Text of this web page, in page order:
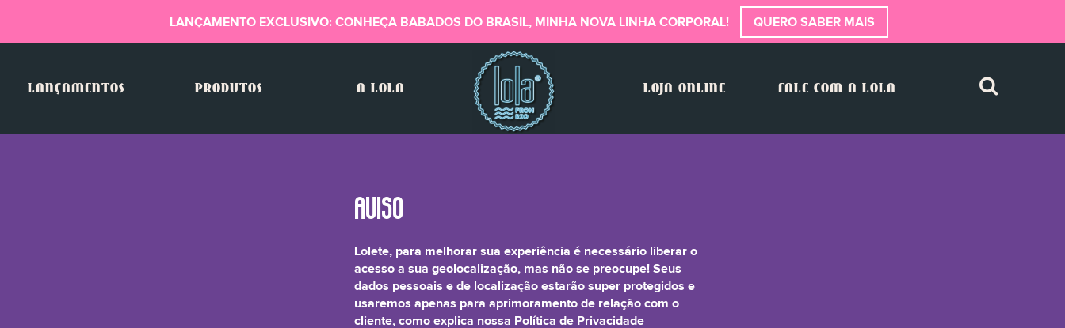
LANÇAMENTO EXCLUSIVO: CONHEÇA BABADOS DO BRASIL, MINHA NOVA LINHA CORPORAL! QUERO SABER MAIS
LANÇAMENTOS PRODUTOS A LOLA LOJA ONLINE FALE COM A LOLA
Cetearyl Alcohol**
Lolete, para melhorar sua experiência é necessário liberar o
acesso a sua geolocalização, mas não se preocupe! Seus
dados pessoais e de localização estarão super protegidos e
usaremos apenas para aprimoramento de relação com o
cliente, como explica nossa Política de Privacidade